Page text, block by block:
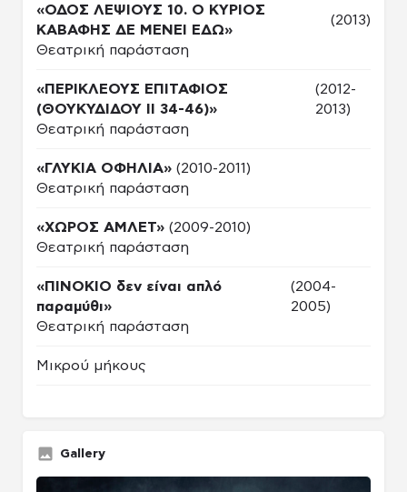
«ΟΔΟΣ ΛΕΨΙΟΥΣ 10. Ο ΚΥΡΙΟΣ
ΚΑΒΑΦΗΣ ΔΕ ΜΕΝΕΙ ΕΔΩ»
(2013)
Θεατρική παράσταση
«ΠΕΡΙΚΛΕΟΥΣ ΕΠΙΤΑΦΙΟΣ
(ΘΟΥΚΥΔΙΔΟΥ ΙΙ 34-46)»
(2012-
2013)
Θεατρική παράσταση
«ΓΛΥΚΙΑ ΟΦΗΛΙΑ» (2010-2011)
Θεατρική παράσταση
«ΧΩΡΟΣ ΑΜΛΕΤ» (2009-2010)
Θεατρική παράσταση
«ΠΙΝΟΚΙΟ δεν είναι απλό
παραμύθι»
(2004-
2005)
Θεατρική παράσταση
Μικρού μήκους
Gallery